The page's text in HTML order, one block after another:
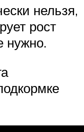
нельзя,
рост
нужно.